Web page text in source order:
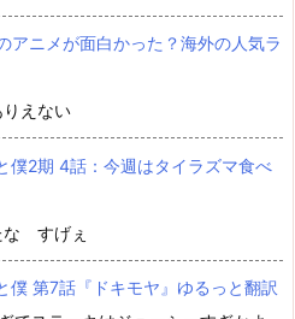
アニメが面白かった？海外の人気ラ
えない
僕2期 4話：今週はタイラズマ食べ
な すげぇ
僕 第7話『ドキモヤ』ゆるっと翻訳